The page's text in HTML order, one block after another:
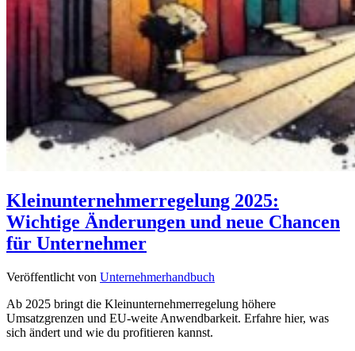
Kleinunternehmerregelung 2025:
Wichtige Änderungen und neue Chancen
für Unternehmer
Veröffentlicht von Unternehmerhandbuch
Ab 2025 bringt die Kleinunternehmerregelung höhere
Umsatzgrenzen und EU-weite Anwendbarkeit. Erfahre hier, was
sich ändert und wie du profitieren kannst.